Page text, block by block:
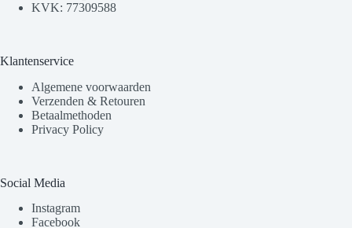
KVK: 77309588
Klantenservice
Algemene voorwaarden
Verzenden & Retouren
Betaalmethoden
Privacy Policy
Social Media
Instagram
Facebook